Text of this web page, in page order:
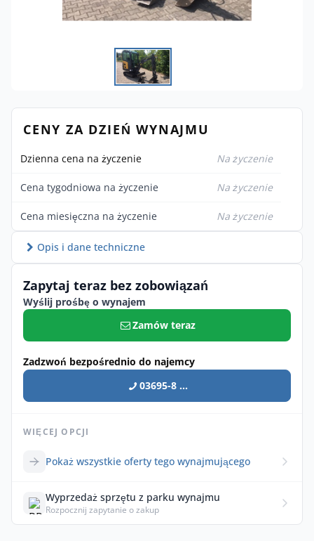
CENY ZA DZIEŃ WYNAJMU
Dzienna cena na życzenie Na życzenie
Cena tygodniowa na życzenie Na życzenie
Cena miesięczna na życzenie Na życzenie
Opis i dane techniczne
Zapytaj teraz bez zobowiązań
Wyślij prośbę o wynajem
Zamów teraz
Zadzwoń bezpośrednio do najemcy
03695-8 ...
WIĘCEJ OPCJI
Pokaż wszystkie oferty tego wynajmującego
Wyprzedaż sprzętu z parku wynajmu
Rozpocznij zapytanie o zakup